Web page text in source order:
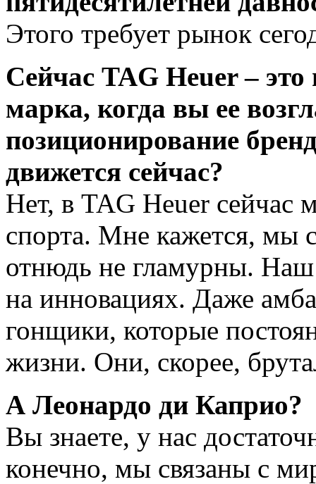
Этого требует рынок
Сейчас TAG Heuer –
марка, когда вы ее
позиционирование
движется сейчас?
Нет, в TAG Heuer
спорта. Мне кажется, мы
отнюдь не гламурны.
на инновациях. Даже
гонщики, которые
жизни. Они, скорее,
А Леонардо ди Каприо?
Вы знаете, у нас
конечно, мы связаны с